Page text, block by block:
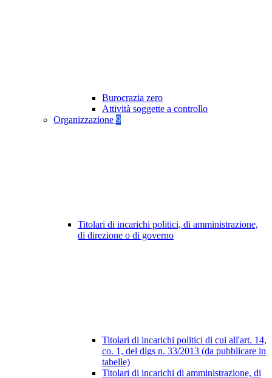
Burocrazia zero
Attività soggette a controllo
Organizzazione 9
Titolari di incarichi politici, di amministrazione,
di direzione o di governo
Titolari di incarichi politici di cui all'art. 14,
co. 1, del dlgs n. 33/2013 (da pubblicare in
tabelle)
Titolari di incarichi di amministrazione, di